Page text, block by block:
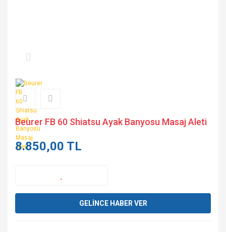
Beurer FB 60 Shiatsu Ayak Banyosu Masaj Aleti
8.850,00 TL
GELİNCE HABER VER